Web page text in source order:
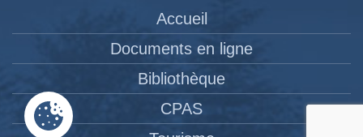
Accueil
Documents en ligne
Bibliothèque
CPAS